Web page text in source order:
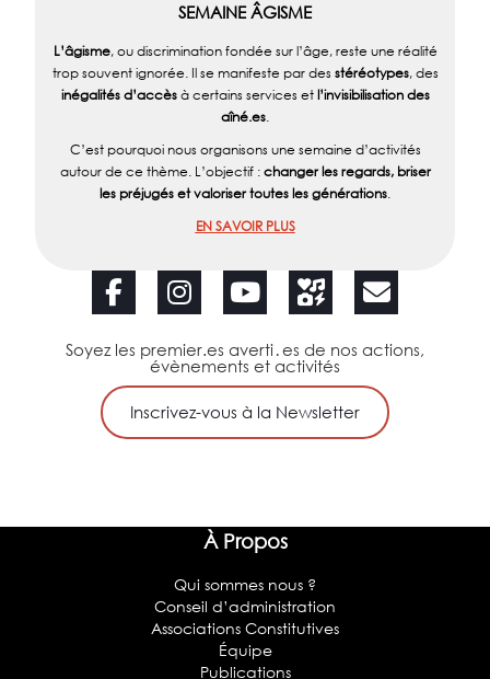
SEMAINE ÂGISME
L’âgisme, ou discrimination fondée sur l’âge, reste une réalité
trop souvent ignorée. Il se manifeste par des stéréotypes, des
inégalités d’accèsà certains services et l’invisibilisation des
aîné.es
C’est pourquoi nous organisons une semaine d’activités
autour de ce thème. L’objectif : changer les regards, briser
les préjugés et valoriser toutes les générations
EN SAVOIR PLUS
Soyez les premier.es averti․es de nos actions,
évènements et activités
Inscrivez-vous à la Newsletter
À Propos
Qui sommes nous ?
Conseil d’administration
Associations Constitutives
Équipe
Publications